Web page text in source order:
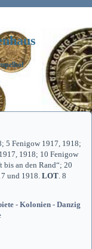
5 Fenigow 1917, 1918;
1918; 10 Fenigow
bis an den Rand“; 20
und 1918. LOT. 8
- Kolonien - Danzig